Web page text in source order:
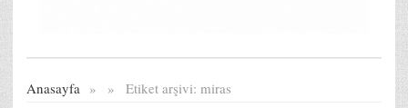
Anasayfa » Etiket arşivi:
» miras